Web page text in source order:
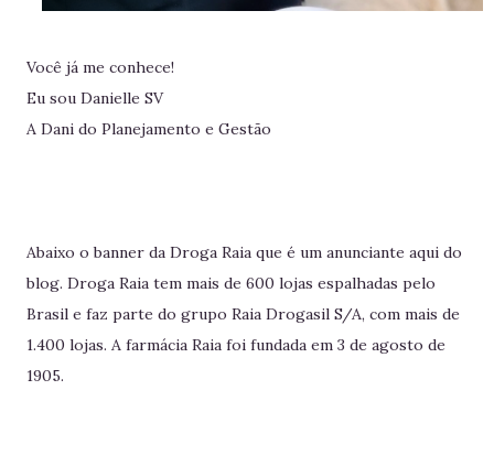
Você já me conhece!
Eu sou Danielle SV
A Dani do Planejamento e Gestão
Abaixo o banner da Droga Raia que é um anunciante aqui do
blog. Droga Raia tem mais de 600 lojas espalhadas pelo
Brasil e faz parte do grupo Raia Drogasil S/A, com mais de
1.400 lojas. A farmácia Raia foi fundada em 3 de agosto de
1905.